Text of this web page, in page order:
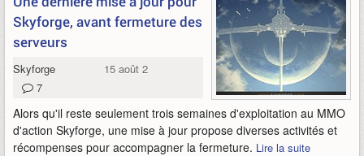
Skyforge, avant fermeture des
serveurs
Skyforge
15 août 2025
7
Alors qu'il reste seulement trois semaines d'exploitation au MMO
d'action Skyforge, une mise à jour propose diverses activités et
récompenses pour accompagner la fermeture. Lire la suite